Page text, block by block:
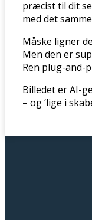
præcist til dit
med det
Måske ligner
Men den er
Ren plug-and-
Billedet er AI-
– og ‘lige i